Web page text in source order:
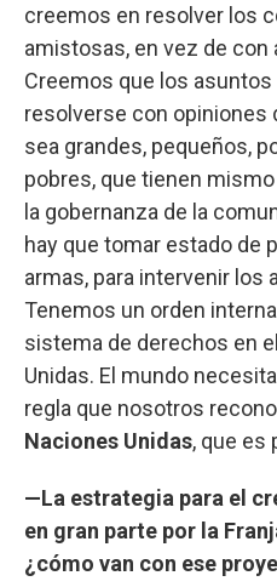
creemos en resolver los
amistosas, en vez de
Creemos que los
resolverse con opiniones
sea grandes, pequeños,
pobres, que tienen
la gobernanza de la
hay que tomar estado de
armas, para intervenir los
Tenemos un orden
sistema de derechos en
Unidas. El mundo
regla que nosotros
Naciones Unidas, que es
—La estrategia para el
en gran parte por la
¿cómo van con ese